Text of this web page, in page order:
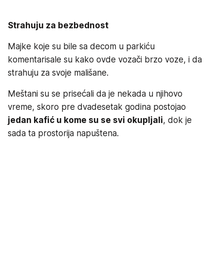
Strahuju za bezbednost
Majke koje su bile sa decom u parkiću
komentarisale su kako ovde vozači brzo voze, i da
strahuju za svoje mališane.
Meštani su se prisećali da je nekada u njihovo
vreme, skoro pre dvadesetak godina postojao
jedan kafić u kome su se svi okupljali, dok je
sada ta prostorija napuštena.